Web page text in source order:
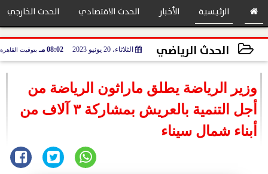
الرئيسية الأخبار الحدث الاقتصادي
بنوك
الحدث الخارجي
الحدث الرياضي الثلاثاء، 20 يونيو 2023 08:02 مـ بتوقيت القاهرة
وزير الرياضة يطلق ماراثون الرياضة من
أجل التنمية بالعريش بمشاركة ٣ آلاف من
أبناء شمال سيناء